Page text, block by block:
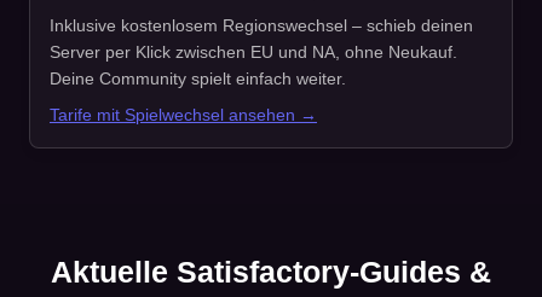
Inklusive kostenlosem Regionswechsel – schieb deinen
Server per Klick zwischen EU und NA, ohne Neukauf.
Deine Community spielt einfach weiter.
Tarife mit Spielwechsel ansehen →
Aktuelle Satisfactory-Guides &